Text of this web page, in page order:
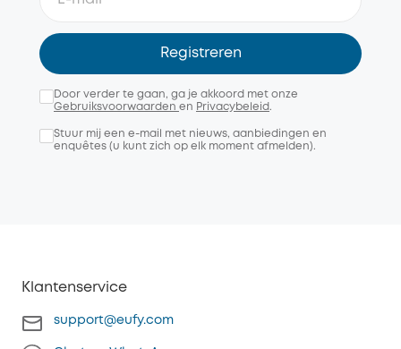
Registreren
Door verder te gaan, ga je akkoord met onze
Gebruiksvoorwaarden en Privacybeleid.
Stuur mij een e-mail met nieuws, aanbiedingen en
enquêtes (u kunt zich op elk moment afmelden).
Klantenservice
support@eufy.com